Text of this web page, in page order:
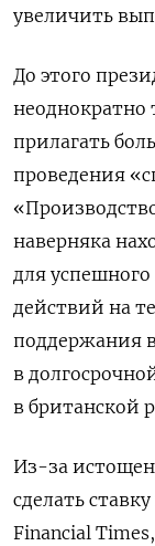
увеличить
До этого
неоднократно
прилагать
проведения
наверняка
для
действий на
поддержания
в
в британской
Из-за
сделать
Financial